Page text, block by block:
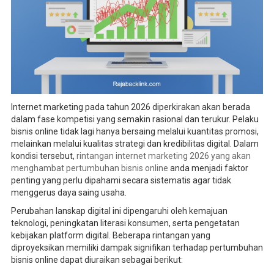
Internet marketing pada tahun 2026 diperkirakan akan berada
dalam fase kompetisi yang semakin rasional dan terukur. Pelaku
bisnis online tidak lagi hanya bersaing melalui kuantitas promosi,
melainkan melalui kualitas strategi dan kredibilitas digital. Dalam
kondisi tersebut, rintangan internet marketing 2026 yang akan
menghambat pertumbuhan bisnis online anda menjadi faktor
penting yang perlu dipahami secara sistematis agar tidak
menggerus daya saing usaha.
Perubahan lanskap digital ini dipengaruhi oleh kemajuan
teknologi, peningkatan literasi konsumen, serta pengetatan
kebijakan platform digital. Beberapa rintangan yang
diproyeksikan memiliki dampak signifikan terhadap pertumbuhan
bisnis online dapat diuraikan sebagai berikut: